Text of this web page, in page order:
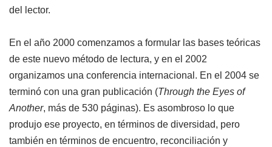
del lector.
En el año 2000 comenzamos a formular las bases teóricas
de este nuevo método de lectura, y en el 2002
organizamos una conferencia internacional. En el 2004 se
terminó con una gran publicación (Through the Eyes of
Another, más de 530 páginas). Es asombroso lo que
produjo ese proyecto, en términos de diversidad, pero
también en términos de encuentro, reconciliación y